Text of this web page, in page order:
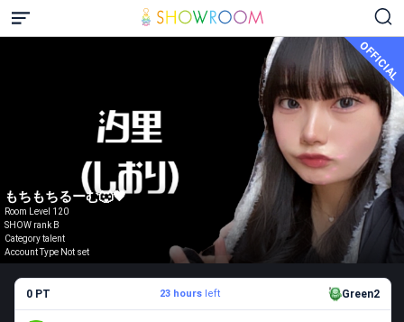
OFFICIAL
もちもちるーむ🐺🖤
Room Level 120
SHOW rank B
Category talent
Account Type Not set
0 PT 23 hoursleft Green2